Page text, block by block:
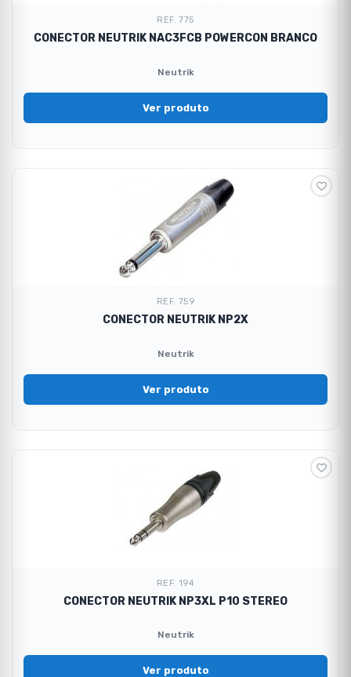
REF. 775
CONECTOR NEUTRIK NAC3FCB POWERCON BRANCO
Neutrik
Ver produto
REF. 759
CONECTOR NEUTRIK NP2X
Neutrik
Ver produto
REF. 194
CONECTOR NEUTRIK NP3XL P10 STEREO
Neutrik
Ver produto